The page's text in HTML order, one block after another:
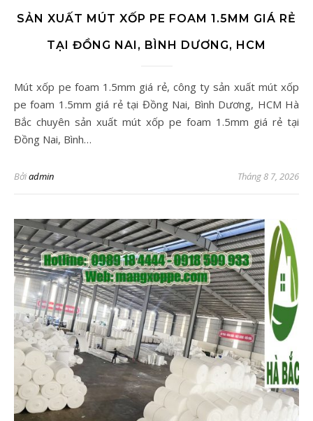
SẢN XUẤT MÚT XỐP PE FOAM 1.5MM GIÁ RẺ
TẠI ĐỒNG NAI, BÌNH DƯƠNG, HCM
Mút xốp pe foam 1.5mm giá rẻ, công ty sản xuất mút xốp
pe foam 1.5mm giá rẻ tại Đồng Nai, Bình Dương, HCM Hà
Bắc chuyên sản xuất mút xốp pe foam 1.5mm giá rẻ tại
Đồng Nai, Bình…
Bởiadmin Tháng 8 7, 2026